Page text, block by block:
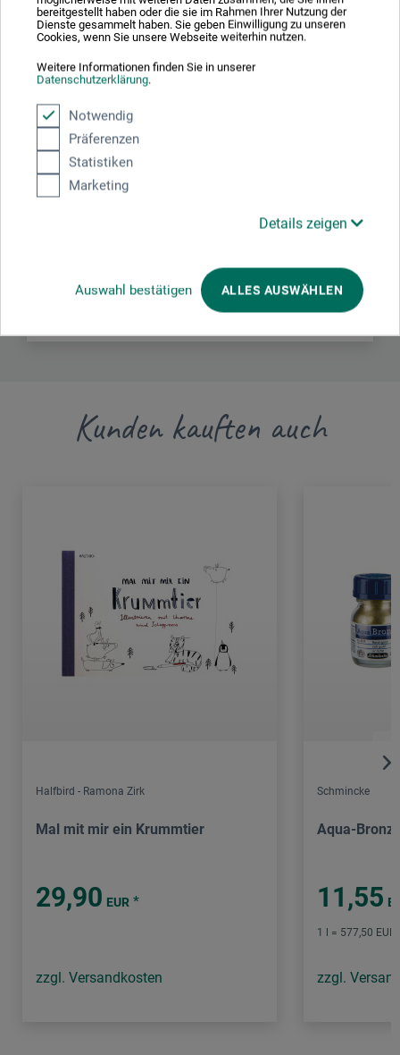
bereitgestellt haben oder die sie im Rahmen Ihrer Nutzung der
Dienste gesammelt haben. Sie geben Einwilligung zu unseren
Cookies, wenn Sie unsere Webseite weiterhin nutzen.
Weitere Informationen finden Sie in unserer
Datenschutzerklärung.
Notwendig
Präferenzen
Statistiken
Marketing
Details zeigen
Auswahl bestätigen ALLES AUSWÄHLEN
Hersteller-Kontakt
Hier finden Sie die Kontaktdaten des Herstellers zu
Kunden kauften auch
Halfbird - Ramona Zirk
Mal mit mir ein Krummtier
29,90 EUR *
zzgl. Versandkosten
Schmincke
Aqua-
11,55
1 l = 577,50
zzgl.